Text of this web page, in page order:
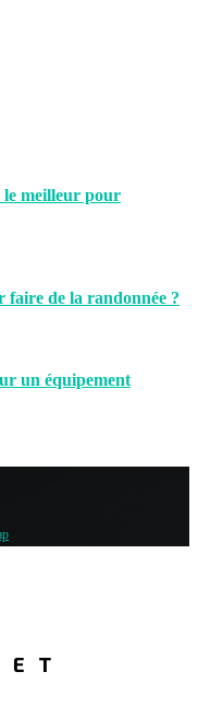
meilleur pour
faire de la randonnée ?
un équipement